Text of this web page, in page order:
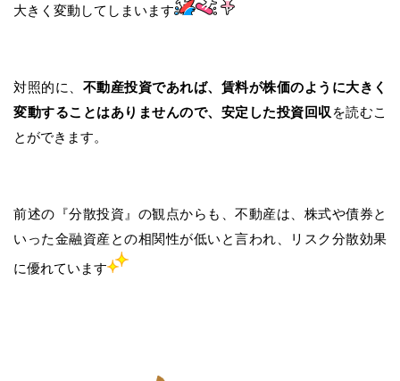
大きく変動してしまいます
対照的に、 不動産投資であれば、賃料が株価のように大きく
変動することはありませんので、安定した投資回収 を読むこ
とができます。
前述の『分散投資』の観点からも、不動産は、株式や債券と
いった金融資産との相関性が低いと言われ、リスク分散効果
に優れています